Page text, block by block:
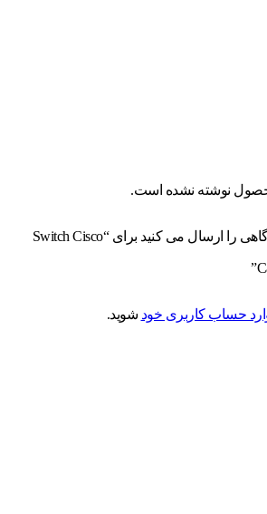
نوشته نشده است.
اولین نفری باشید که دیدگاهی را ارسال می کنید برای “Switch Cisco
حساب کاربری خود شوید.